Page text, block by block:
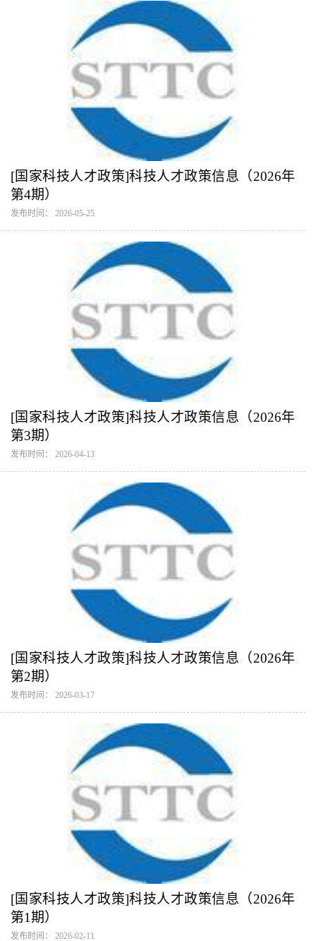
[国家科技人才政策]科技人才政策信息（2026年
第4期）
发布时间： 2026-05-25
[国家科技人才政策]科技人才政策信息（2026年
第3期）
发布时间： 2026-04-13
[国家科技人才政策]科技人才政策信息（2026年
第2期）
发布时间： 2026-03-17
[国家科技人才政策]科技人才政策信息（2026年
第1期）
发布时间： 2026-02-11